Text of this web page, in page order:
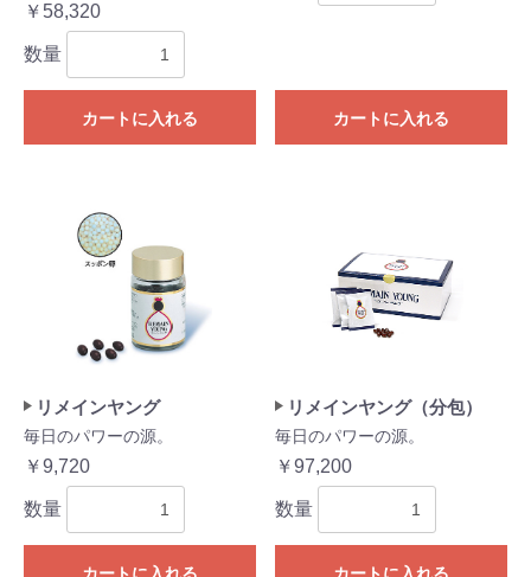
￥58,320
数量
カートに入れる カートに入れる
リメインヤング
毎日のパワーの源。
￥9,720
数量
リメインヤング（分包）
毎日のパワーの源。
￥97,200
数量